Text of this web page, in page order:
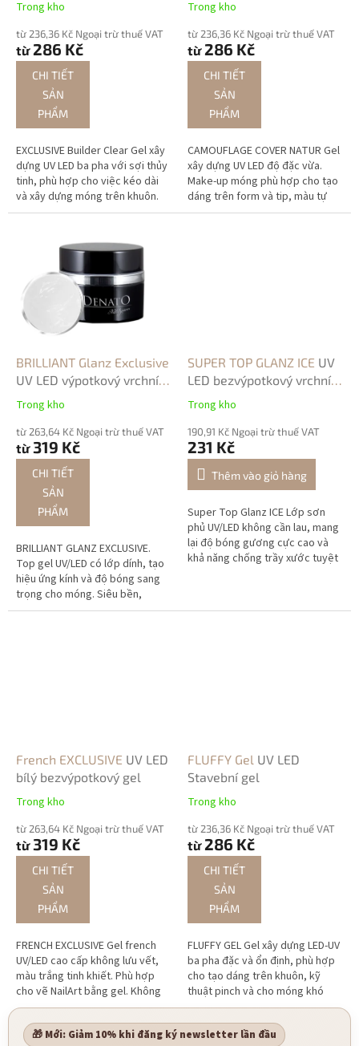
h
Trong kho
từ 236,36 Kč Ngoại trừ thuế VAT
từ286 Kč
CHI TIẾT
SẢN
PHẨM
EXCLUSIVE Builder Clear Gel xây
dựng UV LED ba pha với sợi thủy
tinh, phù hợp cho việc kéo dài
và xây dựng móng trên khuôn.
Trong kho
từ 236,36 Kč Ngoại trừ thuế VAT
từ286 Kč
CHI TIẾT
SẢN
PHẨM
CAMOUFLAGE COVER NATUR Gel
xây dựng UV LED độ đặc vừa.
Make-up móng phù hợp cho tạo
dáng trên form và tip, màu tự
nhiên.
BRILLIANT Glanz Exclusive
UV LED výpotkový vrchní
Trong kho
từ 263,64 Kč Ngoại trừ thuế VAT
từ319 Kč
CHI TIẾT
SẢN
PHẨM
BRILLIANT GLANZ EXCLUSIVE.
Top gel UV/LED có lớp dính, tạo
hiệu ứng kính và độ bóng sang
trọng cho móng. Siêu bền,
không ngả vàng, lý tưởng để cố
SUPER TOP GLANZ ICE UV
LED bezvýpotkový vrchní
Trong kho
190,91 Kč Ngoại trừ thuế VAT
231 Kč
Thêm vào giỏ hàng
Super Top Glanz ICE Lớp sơn
phủ UV/LED không cần lau, mang
lại độ bóng gương cực cao và
khả năng chống trầy xước tuyệt
French EXCLUSIVE UV LED
bílý bezvýpotkový gel
Trong kho
từ 263,64 Kč Ngoại trừ thuế VAT
từ319 Kč
CHI TIẾT
SẢN
PHẨM
FRENCH EXCLUSIVE Gel french
UV/LED cao cấp không lưu vết,
màu trắng tinh khiết. Phù hợp
cho vẽ NailArt bằng gel. Không
bị chảy, che phủ hoàn hảo ngay
cả lớp mỏng.
FLUFFY Gel UV LED
Stavební gel
Trong kho
từ 236,36 Kč Ngoại trừ thuế VAT
từ286 Kč
CHI TIẾT
SẢN
PHẨM
FLUFFY GEL Gel xây dựng LED-UV
ba pha đặc và ổn định, phù hợp
cho tạo dáng trên khuôn, kỹ
thuật pinch và cho móng khó
cũng như móng chân.
🎁 Mới: Giảm 10% khi đăng ký newsletter lần đầu